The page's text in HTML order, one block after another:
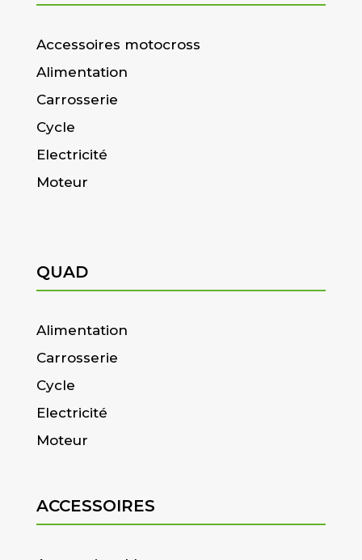
Accessoires motocross
Alimentation
Carrosserie
Cycle
Electricité
Moteur
QUAD
Alimentation
Carrosserie
Cycle
Electricité
Moteur
ACCESSOIRES